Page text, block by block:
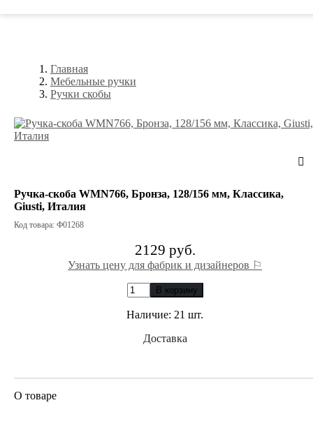
Главная
Мебельные ручки
Ручки скобы
Ручка-скоба WMN766, Бронза, 128/156 мм, Классика,
Giusti, Италия
Код товара: Ф01268
2129 руб.
Узнать цену для фабрик и дизайнеров ⚐
В корзину
Наличие: 21 шт.
Доставка
О товаре